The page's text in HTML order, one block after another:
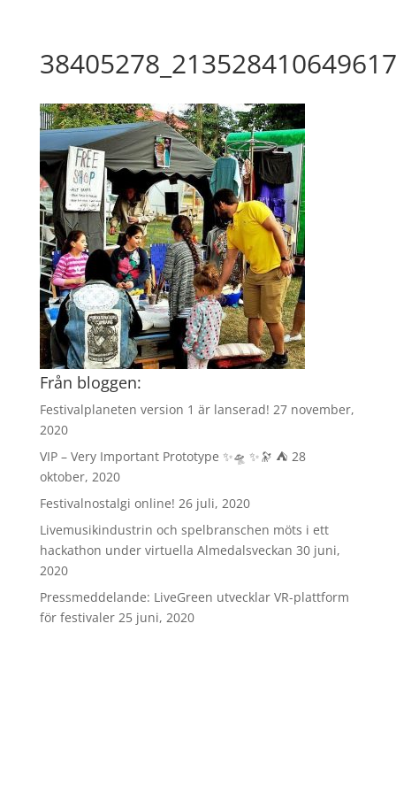
Från bloggen:
Festivalplaneten version 1 är lanserad! 27 november,
2020
VIP – Very Important Prototype ✨🛸 ✨🔭 ⛺️ 28
oktober, 2020
Festivalnostalgi online! 26 juli, 2020
Livemusikindustrin och spelbranschen möts i ett
hackathon under virtuella Almedalsveckan 30 juni,
2020
Pressmeddelande: LiveGreen utvecklar VR-plattform
för festivaler 25 juni, 2020